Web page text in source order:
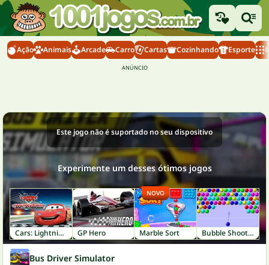
Ação Animais Arcade Carro Cartas Cozinhando Esporte
Este jogo não é suportado no seu dispositivo
Experimente um desses ótimos jogos
Cars: Lightning Speed GP Hero Marble Sort
NOVO
Bubble Shooter
Bus Driver Simulator